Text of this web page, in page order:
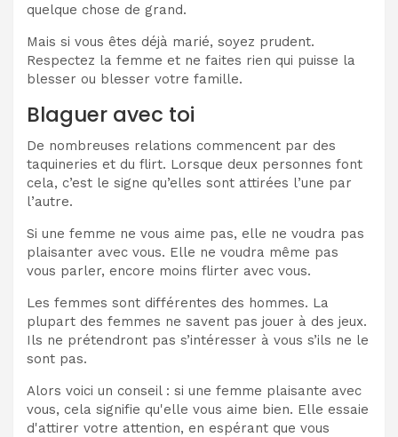
quelque chose de grand.
Mais si vous êtes déjà marié, soyez prudent.
Respectez la femme et ne faites rien qui puisse la
blesser ou blesser votre famille.
Blaguer avec toi
De nombreuses relations commencent par des
taquineries et du flirt. Lorsque deux personnes font
cela, c’est le signe qu’elles sont attirées l’une par
l’autre.
Si une femme ne vous aime pas, elle ne voudra pas
plaisanter avec vous. Elle ne voudra même pas
vous parler, encore moins flirter avec vous.
Les femmes sont différentes des hommes. La
plupart des femmes ne savent pas jouer à des jeux.
Ils ne prétendront pas s’intéresser à vous s’ils ne le
sont pas.
Alors voici un conseil : si une femme plaisante avec
vous, cela signifie qu'elle vous aime bien. Elle essaie
d'attirer votre attention, en espérant que vous